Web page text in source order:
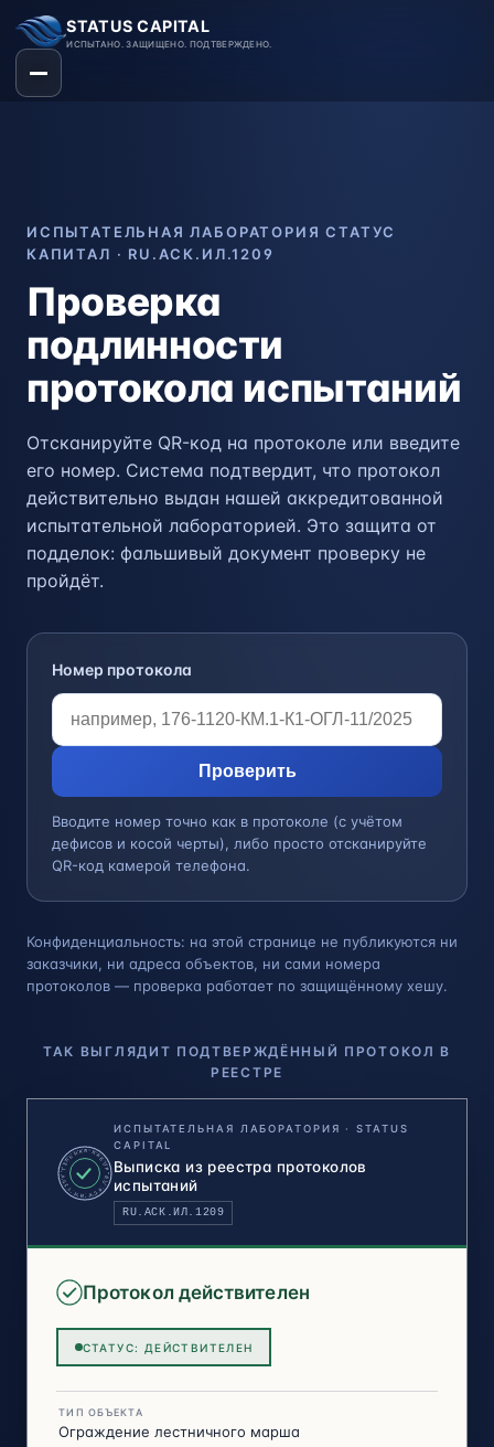
STATUS CAPITAL
ИСПЫТАНО. ЗАЩИЩЕНО. ПОДТВЕРЖДЕНО.
ИСПЫТАТЕЛЬНАЯ ЛАБОРАТОРИЯ СТАТУС
КАПИТАЛ · RU.АСК.ИЛ.1209
Проверка
подлинности
протокола испытаний
Отсканируйте QR-код на протоколе или введите
его номер. Система подтвердит, что протокол
действительно выдан нашей аккредитованной
испытательной лабораторией. Это защита от
подделок: фальшивый документ проверку не
пройдёт.
Номер протокола
Проверить
Вводите номер точно как в протоколе (с учётом
дефисов и косой черты), либо просто отсканируйте
QR-код камерой телефона.
Конфиденциальность: на этой странице не публикуются ни
заказчики, ни адреса объектов, ни сами номера
протоколов — проверка работает по защищённому хешу.
ТАК ВЫГЛЯДИТ ПОДТВЕРЖДЁННЫЙ ПРОТОКОЛ В
РЕЕСТРЕ
ИСПЫТАТЕЛЬНАЯ ЛАБОРАТОРИЯ
RU.АСК.ИЛ.1209
ИСПЫТАТЕЛЬНАЯ ЛАБОРАТОРИЯ · STATUS
CAPITAL
Выписка из реестра протоколов
испытаний
RU.АСК.ИЛ.1209
Протокол действителен
СТАТУС: ДЕЙСТВИТЕЛЕН
ТИП ОБЪЕКТА
Ограждение лестничного марша